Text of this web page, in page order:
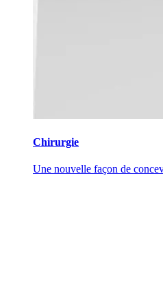
Chirurgie
Une nouvelle façon de